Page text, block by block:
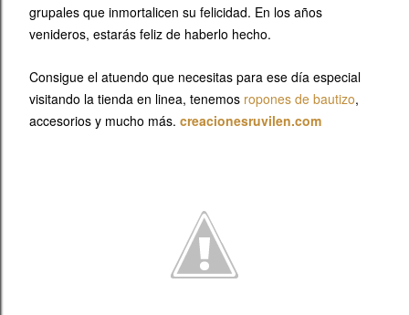
grupales que inmortalicen su felicidad. En los años
venideros, estarás feliz de haberlo hecho.
Consigue el atuendo que necesitas para ese día especial
visitando la tienda en linea, tenemos ropones de bautizo,
accesorios y mucho más. creacionesruvilen.com